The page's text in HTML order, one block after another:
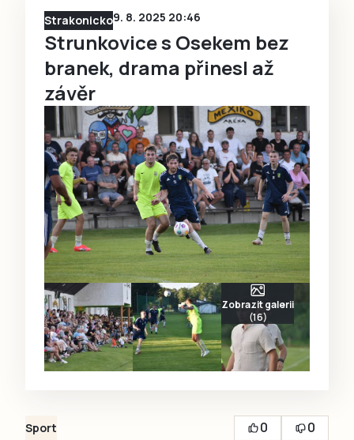
Ještě nemám účet, chci se
Strakonicko9. 8. 2025 20:46
Strunkovice s Osekem bez
branek, drama přinesl až
závěr
Zobrazit galerii
(16)
Sport 0
0